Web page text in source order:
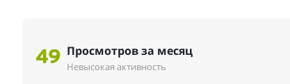
49 Просмотров за месяц
Невысокая активность